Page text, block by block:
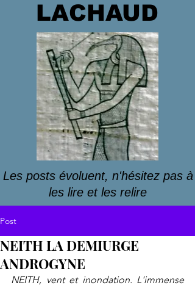
LACHAUD
Les posts évoluent, n'hésitez pas à
les lire et les relire
Post
NEITH LA DEMIURGE
ANDROGYNE
NEITH, vent et inondation. L'immense